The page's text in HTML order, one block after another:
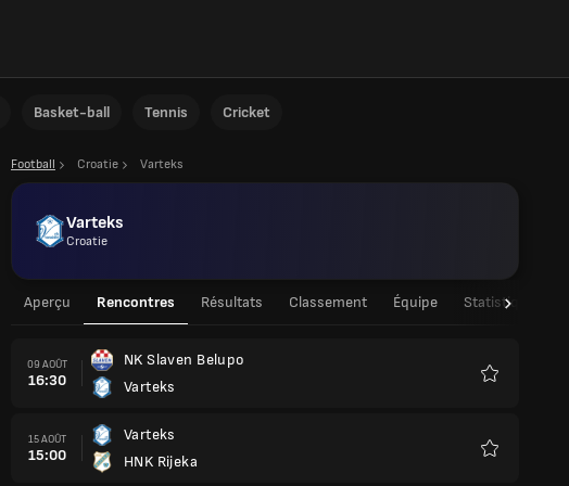
Basket-ball Tennis Cricket
Football Croatie Varteks
Varteks
Croatie
Aperçu Rencontres Résultats Classement Équipe Statistiques des
09 AOÛT
16:30
NK Slaven Belupo
Varteks
15 AOÛT
15:00
Varteks
HNK Rijeka